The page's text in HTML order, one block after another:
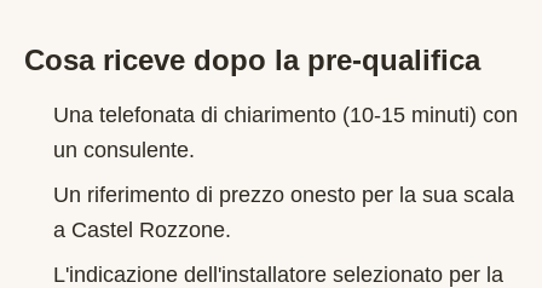
Cosa riceve dopo la pre-qualifica
Una telefonata di chiarimento (10-15 minuti) con
un consulente.
Un riferimento di prezzo onesto per la sua scala
a Castel Rozzone.
L'indicazione dell'installatore selezionato per la